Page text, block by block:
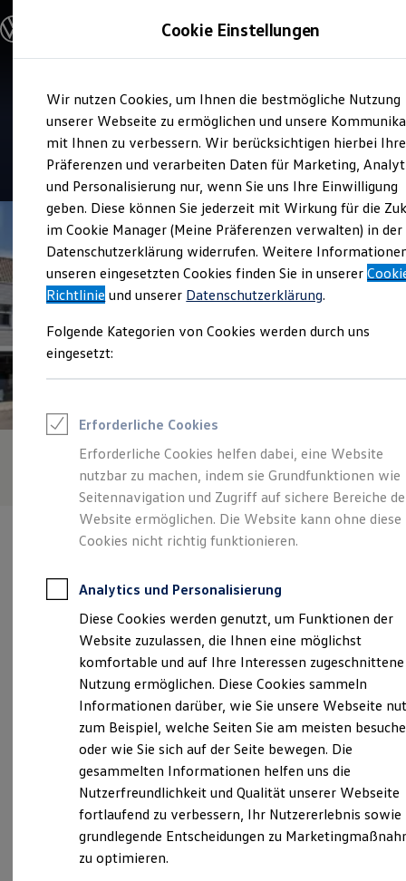
Hauptinhalt
springen
Footer
springen
Modelle & Konfigurator
Nutzfahrzeugkategorien entdecken
Modelle konfigurieren
Vorgängermodelle und Oldtimer
Vorgängermodelle
Oldtimer
Bulli Historie
Branchenlösungen & Gewerbekunden
Umbaulösungen und Hersteller finden
Auf- und Umbauten entdecken & konfigurieren
Groß- und Sonderkunden
Großkunden
Kommunen & Behörden
Journalisten
Sportvereine
Branchenlösungen
Gewerbliche Personenbeförderung
Service & mobile Werkstätten
Menschen mit Behinderung
Rettungsdienste
ONE Business ID Vorteile
Fahrzeugsuche & Marktplatz
Fahrzeugsuche
Fahrzeuge online kaufen
Digitaler Marktplatz
Kauf & Finanzierung
Online-Fahrzeugbewertung
Für Privatkunden
Für Gewerbekunden
Profi Paket
TopDeal
Gebrauchtwagen
ProfiPartner für Gebrauchtwagen
Zertifizierte Gebrauchtwagen
Finanzierung
Für Privatkunden
Für Gewerbekunden
Leasing
Für Privatkunden
Für Gewerbekunden
Versicherungen & Garantien
Garantien
Kfz-Versicherung für Nutzfahrzeuge
Restschuldversicherung
Wartungsverträge
Service
Auto Thomas GmbH & Co. KG
4.6| 75 Bewertungen
Verantwortlich für die Inhalte auf dieser Seite ist die Auto Thomas
GmbH & Co. KG Impressum & Rechtliches )
Frankfurter Straße 137, 53773 Hennef
info-hennef@auto-thomas.de
Montag-Freitag 07:00-18:00 Uhr
Samstag
08:00 -14:00 Uhr
Cookie Einstellungen
Wir nutzen Cookies, um Ihnen die bestmögliche Nutzung
unserer Webseite zu ermöglichen und unsere
mit Ihnen zu verbessern. Wir berücksichtigen hierbei Ihre
Präferenzen und verarbeiten Daten für Marketing,
und Personalisierung nur, wenn Sie uns Ihre Einwilligung
geben. Diese können Sie jederzeit mit Wirkung für die
im Cookie Manager (Meine Präferenzen verwalten) in der
Datenschutzerklärung widerrufen. Weitere
unseren eingesetzten Cookies finden Sie in unserer
Richtlinie und unserer Datenschutzerklärung.
Folgende Kategorien von Cookies werden durch uns
eingesetzt:
Erforderliche Cookies
Erforderliche Cookies helfen dabei, eine Website
nutzbar zu machen, indem sie Grundfunktionen wie
Seitennavigation und Zugriff auf sichere Bereiche
Website ermöglichen. Die Website kann ohne diese
Cookies nicht richtig funktionieren.
Analytics und Personalisierung
Diese Cookies werden genutzt, um Funktionen der
Website zuzulassen, die Ihnen eine möglichst
komfortable und auf Ihre Interessen zugeschnittene
Nutzung ermöglichen. Diese Cookies sammeln
Informationen darüber, wie Sie unsere Webseite
zum Beispiel, welche Seiten Sie am meisten
oder wie Sie sich auf der Seite bewegen. Die
gesammelten Informationen helfen uns die
Nutzerfreundlichkeit und Qualität unserer Webseite
fortlaufend zu verbessern, Ihr Nutzererlebnis sowie
grundlegende Entscheidungen zu
zu optimieren.